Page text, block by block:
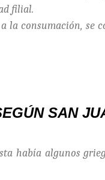
filial.
la consumación, se
SAN
había algunos